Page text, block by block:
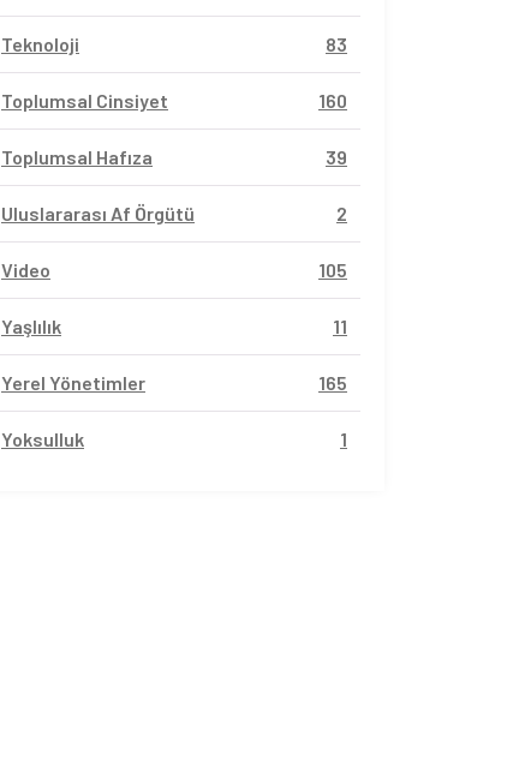
Teknoloji 83
Toplumsal Cinsiyet 160
Toplumsal Hafıza 39
Uluslararası Af Örgütü 2
Video 105
Yaşlılık 11
Yerel Yönetimler 165
Yoksulluk 1